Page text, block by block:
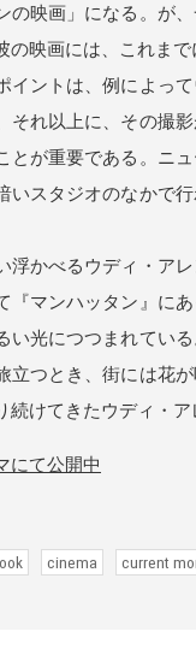
の映画」になる。が
の映画には、これま
ントは、例によっ
それ以上に、その撮
とが重要である。ニ
いスタジオのなかで
かべるウディ・ア
『マンハッタン』に
い光につつまれてい
立つとき、街には花
続けてきたウディ・
にて公開中
cinema current